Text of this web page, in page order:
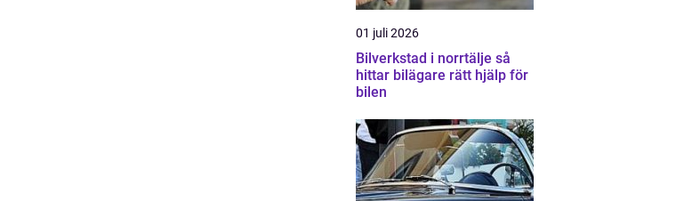
01 juli 2026
Bilverkstad i norrtälje så
hittar bilägare rätt hjälp för
bilen